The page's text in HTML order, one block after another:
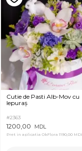
Cutie de Pasti Alb-Mov cu
Iepuraș
#2363
1200,00 MDL
Pret in aplicatia OkFlora 1190,00